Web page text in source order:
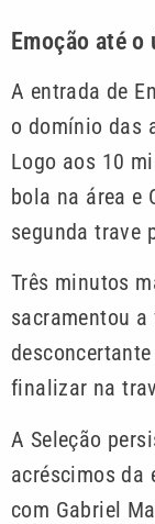
Emoção até
A entrada de
o domínio das
Logo aos 10
bola na área e
segunda trave
Três minutos
sacramentou
finalizar na
A Seleção
acréscimos da
com Gabriel